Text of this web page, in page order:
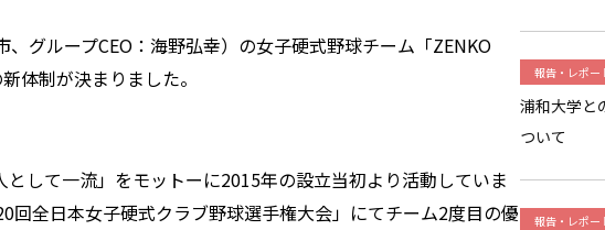
グループCEO：海野弘幸）の女子硬式野球チーム「ZENKO
体制が決まりました。
して一流」をモットーに2015年の設立当初より活動していま
回全日本女子硬式クラブ野球選手権大会」にてチーム2度目の優
報告・レポー
浦和大学と
ついて
報告・レポー